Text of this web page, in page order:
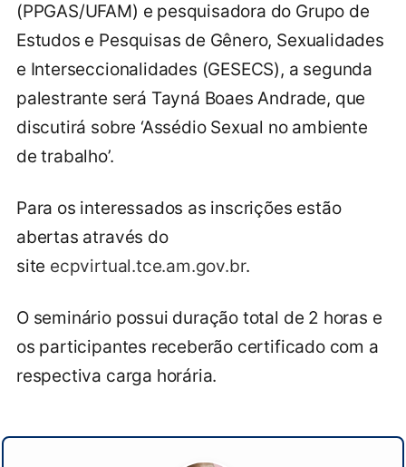
(PPGAS/UFAM) e pesquisadora do Grupo de
Estudos e Pesquisas de Gênero, Sexualidades
e Interseccionalidades (GESECS), a segunda
palestrante será Tayná Boaes Andrade, que
discutirá sobre ‘Assédio Sexual no ambiente
de trabalho’.
Para os interessados as inscrições estão
abertas através do
site ecpvirtual.tce.am.gov.br.
O seminário possui duração total de 2 horas e
os participantes receberão certificado com a
respectiva carga horária.